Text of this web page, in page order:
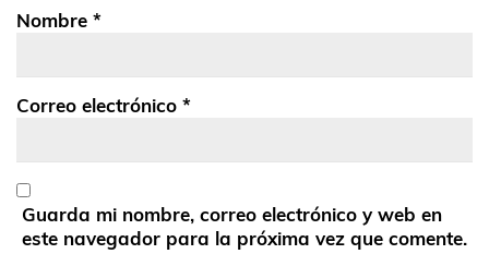
Nombre *
Correo electrónico *
Guarda mi nombre, correo electrónico y web en
este navegador para la próxima vez que comente.